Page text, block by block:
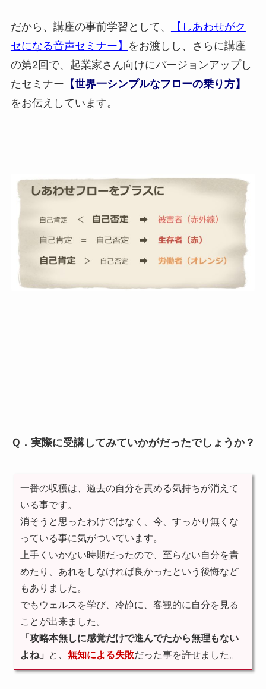
だから、講座の事前学習として、
【しあわせがク
セになる音声セミナー】
をお渡しし、さらに講座
の第2回で、起業家さん向けにバージョンアップし
たセミナー 【世界一シンプルなフローの乗り方】
をお伝えしています。
Ｑ．実際に受講してみていかがだったでしょうか？
一番の収穫は、過去の自分を責める気持ちが消えて
いる事です。
消そうと思ったわけではなく、今、すっかり無くな
っている事に気がついています。
上手くいかない時期だったので、至らない自分を責
めたり、あれをしなければ良かったという後悔など
もありました。
でもウェルスを学び、冷静に、客観的に自分を見る
ことが出来ました。
「攻略本無しに感覚だけで進んでたから無理もない
よね」
と、 無知による失敗だった事を許せました。